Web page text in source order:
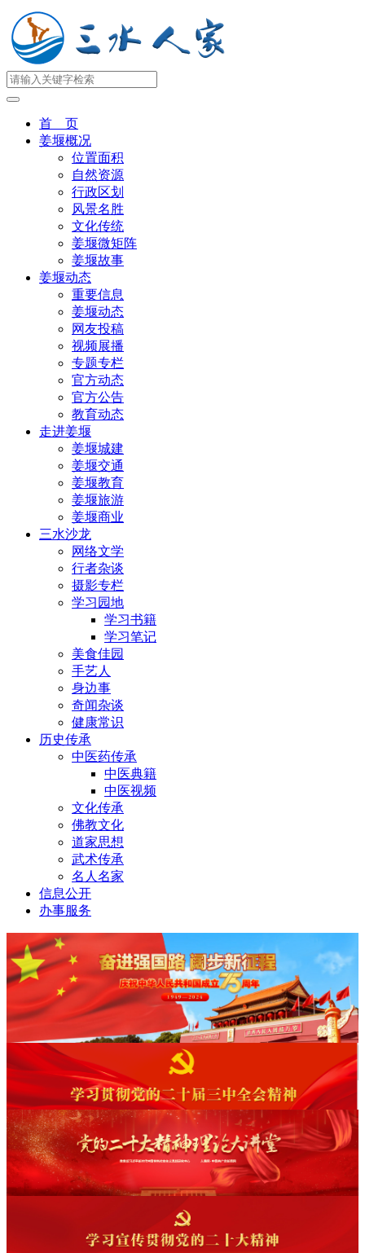
首 页
姜堰概况
位置面积
自然资源
行政区划
风景名胜
文化传统
姜堰微矩阵
姜堰故事
姜堰动态
重要信息
姜堰动态
网友投稿
视频展播
专题专栏
官方动态
官方公告
教育动态
走进姜堰
姜堰城建
姜堰交通
姜堰教育
姜堰旅游
姜堰商业
三水沙龙
网络文学
行者杂谈
摄影专栏
学习园地
学习书籍
学习笔记
美食佳园
手艺人
身边事
奇闻杂谈
健康常识
历史传承
中医药传承
中医典籍
中医视频
文化传承
佛教文化
道家思想
武术传承
名人名家
信息公开
办事服务